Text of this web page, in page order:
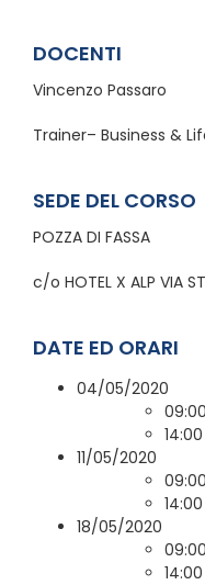
DOCENTI
Vincenzo Passaro
Trainer– Business &
SEDE DEL CORSO
POZZA DI FASSA
c/o HOTEL X ALP VIA
DATE ED ORARI
04/05/2020
11/05/2020
18/05/2020